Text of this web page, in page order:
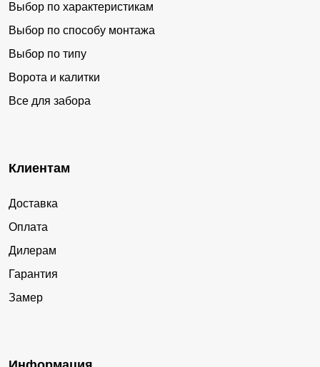
Выбор по характеристикам
Выбор по способу монтажа
Выбор по типу
Ворота и калитки
Все для забора
Клиентам
Доставка
Оплата
Дилерам
Гарантия
Замер